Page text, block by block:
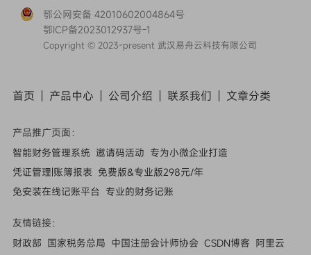
鄂公网安备 42010602004864号
鄂ICP备2023012937号-1
Copyright © 2023-present 武汉易舟云科技有限公司
首页 产品中心 公司介绍 联系我们 文章分类
产品推广页面：
智能财务管理系统 邀请码活动 专为小微企业打造
凭证管理|账簿报表 免费版&专业版298元/年
免安装在线记账平台 专业的财务记账
友情链接：
财政部 国家税务总局 中国注册会计师协会 CSDN博客 阿里云